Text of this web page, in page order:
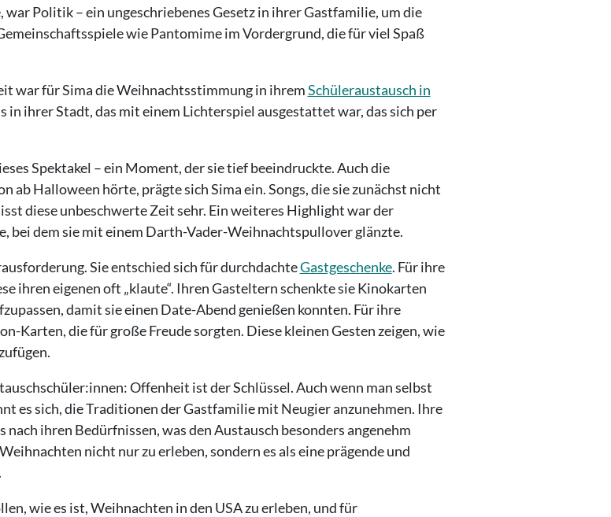
Politik – ein ungeschriebenes Gesetz in ihrer Gastfamilie, um die
wie Pantomime im Vordergrund, die für viel Spaß
war für Sima die Weihnachtsstimmung in ihremSchüleraustausch in
in ihrer Stadt, das mit einem Lichterspiel ausgestattet war, das sich per
Spektakel – ein Moment, der sie tief beeindruckte. Auch die
ab Halloween hörte, prägte sich Sima ein. Songs, die sie zunächst nicht
diese unbeschwerte Zeit sehr. Ein weiteres Highlight war der
bei dem sie mit einem Darth-Vader-Weihnachtspullover glänzte.
Sie entschied sich für durchdachteGastgeschenke. Für ihre
ihren eigenen oft „klaute“. Ihren Gasteltern schenkte sie Kinokarten
damit sie einen Date-Abend genießen konnten. Für ihre
Karten, die für große Freude sorgten. Diese kleinen Gesten zeigen, wie
Offenheit ist der Schlüssel. Auch wenn man selbst
es sich, die Traditionen der Gastfamilie mit Neugier anzunehmen. Ihre
ihren Bedürfnissen, was den Austausch besonders angenehm
nicht nur zu erleben, sondern es als eine prägende und
wie es ist, Weihnachten in den USA zu erleben, und für